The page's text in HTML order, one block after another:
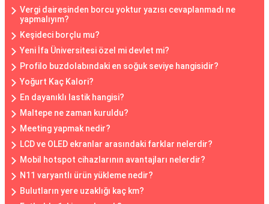
Vergi dairesinden borcu yoktur yazısı cevaplanmadı ne
yapmalıyım?
Keşideci borçlu mu?
Yeni İfa Üniversitesi özel mi devlet mi?
Profilo buzdolabındaki en soğuk seviye hangisidir?
Yoğurt Kaç Kalori?
En dayanıklı lastik hangisi?
Maltepe ne zaman kuruldu?
Meeting yapmak nedir?
LCD ve OLED ekranlar arasındaki farklar nelerdir?
Mobil hotspot cihazlarının avantajları nelerdir?
N11 varyantlı ürün yükleme nedir?
Bulutların yere uzaklığı kaç km?